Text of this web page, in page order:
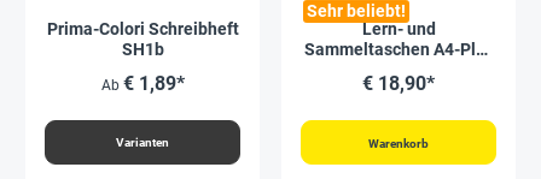
Prima-Colori Schreibheft
SH1b
Ab € 1,89*
Varianten
Sehr beliebt!
Lern- und
Sammeltaschen A4-Plus
10-tlg.
€ 18,90*
Warenkorb